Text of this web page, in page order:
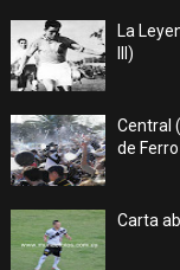
La
III)
Central
de
Carta